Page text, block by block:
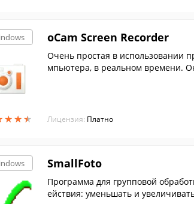
★★★
★★★
oCam Screen Recorder
Очень простая в использовании
мпьютера, в реальном времени.
Лицензия: Платно
SmallFoto
Программа для групповой
ействия: уменьшать и